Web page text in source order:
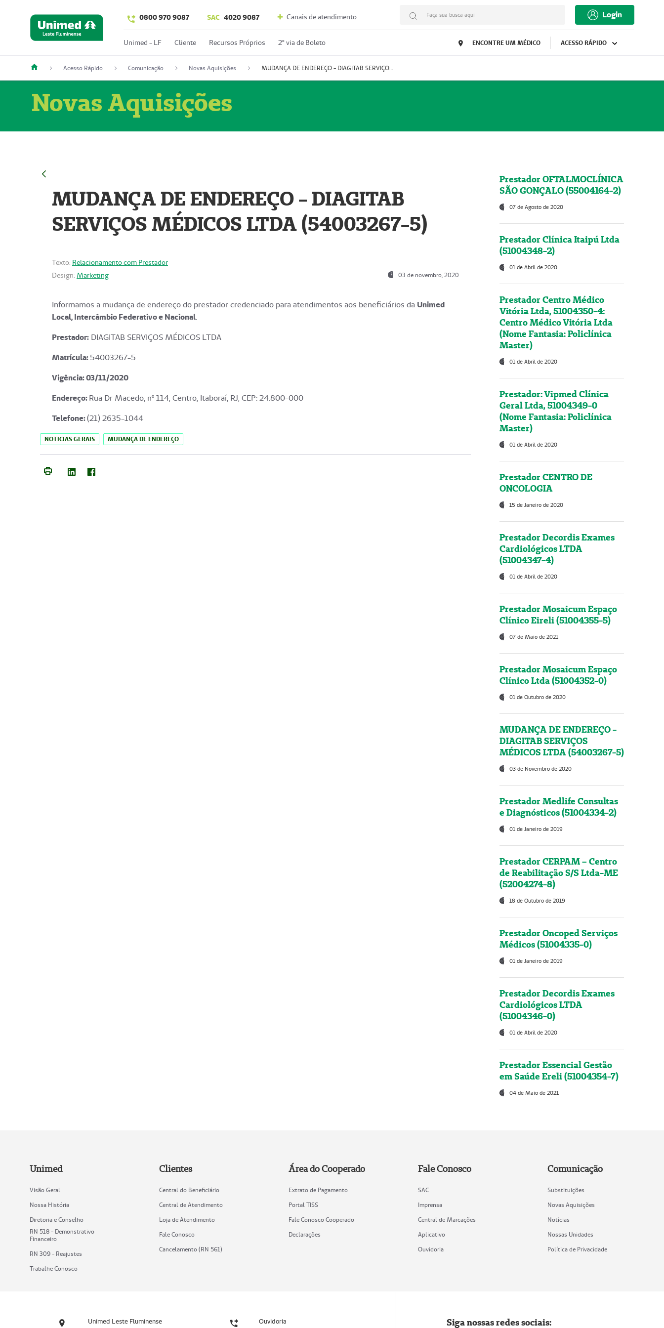
0800 970 9087 SAC 4020 9087 Canais de atendimento Faça sua busca aqui Login
Unimed - LF Cliente Recursos Próprios 2º via de Boleto ENCONTRE UM MÉDICO ACESSO RÁPIDO
Acesso Rápido Comunicação Novas Aquisições MUDANÇA DE ENDEREÇO - DIAGITAB SERVIÇOS MÉDICOS LTDA (54003267-5)
Novas Aquisições
MUDANÇA DE ENDEREÇO - DIAGITAB
SERVIÇOS MÉDICOS LTDA (54003267-5)
Texto: Relacionamento com Prestador
Design: Marketing 03 de novembro, 2020
Informamos a mudança de endereço do prestador credenciado para atendimentos aos beneficiários da Unimed
Local, Intercâmbio Federativo e Nacional.
Prestador: DIAGITAB SERVIÇOS MÉDICOS LTDA
Matrícula:54003267-5
Vigência: 03/11/2020
Endereço:Rua Dr Macedo, nº 114, Centro, Itaboraí, RJ, CEP: 24.800-000
Telefone:(21) 2635-1044
NOTICIAS GERAIS MUDANÇA DE ENDEREÇO
Prestador OFTALMOCLÍNICA
SÃO GONÇALO (55004164-2)
07 de Agosto de 2020
Prestador Clínica Itaipú Ltda
(51004348-2)
01 de Abril de 2020
Prestador Centro Médico
Vitória Ltda, 51004350-4:
Centro Médico Vitória Ltda
(Nome Fantasia: Policlínica
Master)
01 de Abril de 2020
Prestador: Vipmed Clínica
Geral Ltda, 51004349-0
(Nome Fantasia: Policlínica
Master)
01 de Abril de 2020
Prestador CENTRO DE
ONCOLOGIA
15 de Janeiro de 2020
Prestador Decordis Exames
Cardiológicos LTDA
(51004347-4)
01 de Abril de 2020
Prestador Mosaicum Espaço
Clínico Eireli (51004355-5)
07 de Maio de 2021
Prestador Mosaicum Espaço
Clínico Ltda (51004352-0)
01 de Outubro de 2020
MUDANÇA DE ENDEREÇO -
DIAGITAB SERVIÇOS
MÉDICOS LTDA (54003267-5)
03 de Novembro de 2020
Prestador Medlife Consultas
e Diagnósticos (51004334-2)
01 de Janeiro de 2019
Prestador CERPAM – Centro
de Reabilitação S/S Ltda-ME
(52004274-8)
18 de Outubro de 2019
Prestador Oncoped Serviços
Médicos (51004335-0)
01 de Janeiro de 2019
Prestador Decordis Exames
Cardiológicos LTDA
(51004346-0)
01 de Abril de 2020
Prestador Essencial Gestão
em Saúde Ereli (51004354-7)
04 de Maio de 2021
Unimed
Visão Geral
Nossa História
Diretoria e Conselho
RN 518 - Demonstrativo
Financeiro
RN 309 - Reajustes
Trabalhe Conosco
Clientes
Central do Beneficiário
Central de Atendimento
Loja de Atendimento
Fale Conosco
Cancelamento (RN 561)
Área do Cooperado
Extrato de Pagamento
Portal TISS
Fale Conosco Cooperado
Declarações
Fale Conosco
SAC
Imprensa
Central de Marcações
Aplicativo
Ouvidoria
Comunicação
Substituições
Novas Aquisições
Notícias
Nossas Unidades
Política de Privacidade
Unimed Leste Fluminense Ouvidoria Siga nossas redes sociais: